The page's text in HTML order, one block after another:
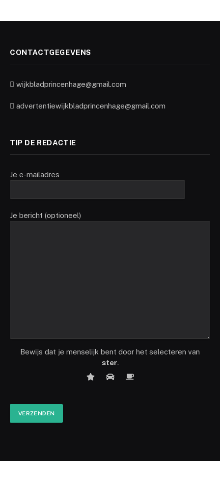
CONTACTGEGEVENS
wijkbladprincenhage@gmail.com
advertentiewijkbladprincenhage@gmail.com
TIP DE REDACTIE
Je e-mailadres
Je bericht (optioneel)
Bewijs dat je menselijk bent door het selecteren van
ster.